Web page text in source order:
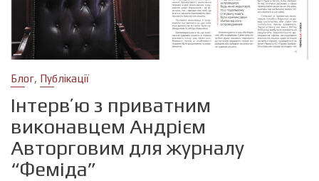
Блог, Публікації
Інтервʼю з приватним
виконавцем Андрієм
Авторговим для журналу
“Феміда”